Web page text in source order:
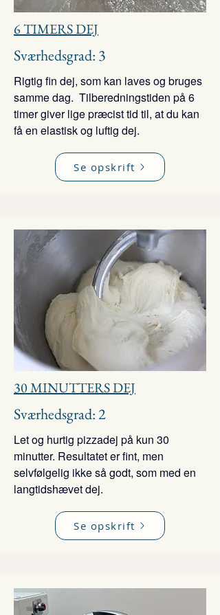
6 TIMERS DEJ
Sværhedsgrad: 3
Rigtig fin dej, som kan laves og bruges
samme dag. Tilberedningstiden på 6
timer giver lige præcist tid til, at du kan
få en elastisk og luftig dej.
Se opskrift
30 MINUTTERS DEJ
Sværhedsgrad: 2
Let og hurtig pizzadej på kun 30
minutter. Resultatet er fint, men
selvfølgelig ikke så godt, som med en
langtidshævet dej.
Se opskrift